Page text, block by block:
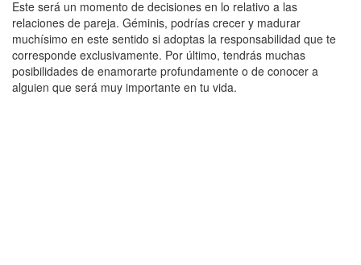
Este será un momento de decisiones en lo relativo a las
relaciones de pareja. Géminis, podrías crecer y madurar
muchísimo en este sentido si adoptas la responsabilidad que te
corresponde exclusivamente. Por último, tendrás muchas
posibilidades de enamorarte profundamente o de conocer a
alguien que será muy importante en tu vida.